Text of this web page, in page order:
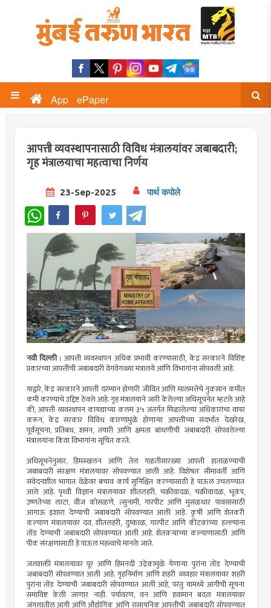
App ePaper
आपत्ती व्यवस्थापनासाठी विविध मंत्रालयांवर जबाबदारी;
गृह मंत्रालयाचा महत्वाचा निर्णय
23-Sep-2025 पार्थ कपोले
WhatsApp
नवी दिल्ली : आपत्ती व्यवस्थापन अधिक प्रभावी करण्यासाठी, केंद्र सरकारने विशिष्ट
प्रकारच्या आपत्तींची जबाबदारी वेगवेगळ्या मंत्रालये आणि विभागांना सोपवली आहे.
याद्वारे, केंद्र सरकारने आपत्ती दरम्यान होणारी जीवित आणि मालमत्तेचे नुकसान कमीत
कमी करण्याचे उद्दिष्ट ठेवले आहे. गृह मंत्रालयाने जारी केलेल्या अधिसूचनेत म्हटले आहे
की, आपत्ती व्यवस्थापन कायद्याच्या कलम ३५ अंतर्गत मिळालेल्या अधिकारांचा वापर
करून, केंद्र सरकार विविध कारणांमुळे होणाऱ्या आपत्तींच्या संदर्भात देखरेख,
पूर्वसूचना, प्रतिबंध, शमन, तयारी आणि क्षमता बांधणीची जबाबदारी सोपवलेल्या
मंत्रालयांना किंवा विभागांना सूचित करते.
अधिसूचनेनुसार, हिमस्खलन आणि तेल गळतीसारख्या आपत्ती हाताळण्याची
जबाबदारी संरक्षण मंत्रालयावर सोपवण्यात आली आहे. विशेषतः सीमावर्ती आणि
संवेदनशील भागात वेळेवर बचाव कार्य सुनिश्चित करण्यासाठी हे पाऊल उचलण्यात
आले आहे. पृथ्वी विज्ञान मंत्रालयावर शीतलहरी, चक्रीवादळ, चक्रीवादळ, भूकंप,
उष्णतेच्या लाटा, वीज कोसळणे, त्सुनामी, गारपीट आणि मुसळधार पावसासाठी
आगाऊ इशारा देण्याची जबाबदारी सोपवण्यात आली आहे. कृषी आणि शेतकरी
कल्याण मंत्रालयावर दव, शीतलहरी, दुष्काळ, गारपीट आणि कीटकांच्या हल्ल्यांना
तोंड देण्याची जबाबदारी सोपवण्यात आली आहे. शेतकऱ्यांच्या कल्याणासाठी आणि
पीक संरक्षणासाठी हे पाऊल महत्त्वाचे मानले जाते.
जलशक्ती मंत्रालयावर पूर आणि हिमनदी उद्रेकामुळे येणाऱ्या पुरांना तोंड देण्याची
जबाबदारी सोपवण्यात आली आहे. गृहनिर्माण आणि शहरी व्यवहार मंत्रालयावर शहरी
पुरांना तोंड देण्याची जबाबदारी सोपवण्यात आली आहे, परंतु यामध्ये आगीची सूचना
समाविष्ट केली जाणार नाही. पर्यावरण, वन आणि हवामान बदल मंत्रालयावर
जंगलातील आगी आणि औद्योगिक आणि रासायनिक आपत्तींची जबाबदारी सोपवण्यात